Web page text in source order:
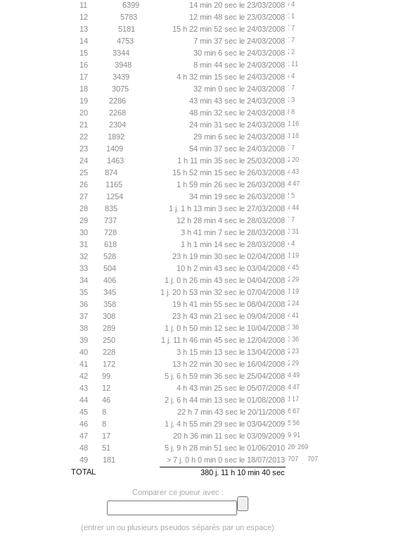
11 6399 14 min 20 sec le 23/03/2008 4
12 5783 12 min 48 sec le 23/03/2008 1
13 5181 15 h 22 min 52 sec le 24/03/2008 7
14 4753 7 min 37 sec le 24/03/2008 7
15 3344 30 min 6 sec le 24/03/2008 2
16 3948 8 min 44 sec le 24/03/2008 11
17 3439 4 h 32 min 15 sec le 24/03/2008 4
18 3075 32 min 0 sec le 24/03/2008 7
19 2286 43 min 43 sec le 24/03/2008 3
20 2268 48 min 32 sec le 24/03/2008 8
21 2304 24 min 31 sec le 24/03/2008 16
22 1892 29 min 6 sec le 24/03/2008 16
23 1409 54 min 37 sec le 24/03/2008 7
24 1463 1 h 11 min 35 sec le 25/03/2008 20
25 874 15 h 52 min 15 sec le 26/03/2008 43
26 1165 1 h 59 min 26 sec le 26/03/2008 47
27 1254 34 min 19 sec le 26/03/2008 5
28 835 1 j. 1 h 13 min 3 sec le 27/03/2008 44
29 737 12 h 28 min 4 sec le 28/03/2008 7
30 728 3 h 41 min 7 sec le 28/03/2008 31
31 618 1 h 1 min 14 sec le 28/03/2008 4
32 528 23 h 19 min 30 sec le 02/04/2008 19
33 504 10 h 2 min 43 sec le 03/04/2008 45
34 406 1 j. 0 h 26 min 43 sec le 04/04/2008 29
35 345 1 j. 20 h 53 min 32 sec le 07/04/2008 19
36 358 19 h 41 min 55 sec le 08/04/2008 24
37 308 23 h 43 min 21 sec le 09/04/2008 41
38 289 1 j. 0 h 50 min 12 sec le 10/04/2008 36
39 250 1 j. 11 h 46 min 45 sec le 12/04/2008 36
40 228 3 h 15 min 13 sec le 13/04/2008 23
41 172 13 h 22 min 30 sec le 16/04/2008 29
42 99 5 j. 6 h 59 min 36 sec le 25/04/2008 49
43 12 4 h 43 min 25 sec le 05/07/2008 47
44 46 2 j. 6 h 44 min 13 sec le 01/08/2008 17
45 8 22 h 7 min 43 sec le 20/11/2008 67
46 8 1 j. 4 h 55 min 29 sec le 03/04/2009 56
47 17 20 h 36 min 11 sec le 03/09/2009 91
48 51 5 j. 9 h 28 min 51 sec le 01/06/2010 269
49 181 > 7 j. 0 h 0 min 0 sec le 18/07/2013 707
TOTAL 380 j. 11 h 10 min 40 sec
Comparer ce joueur avec :
(entrer un ou plusieurs pseudos séparés par un espace)